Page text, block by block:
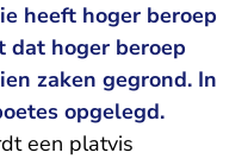
heeft hoger beroep
dat hoger beroep
zaken gegrond. In
opgelegd.
een platvis